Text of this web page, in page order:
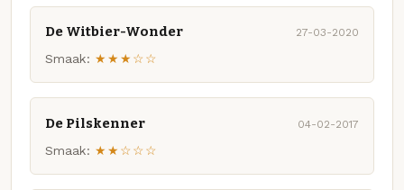
De Witbier-Wonder 27-03-2020
Smaak: ★★★☆☆
De Pilskenner 04-02-2017
Smaak: ★★☆☆☆